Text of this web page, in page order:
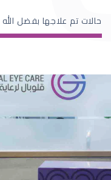
حالات تم علاجها بفضل الله